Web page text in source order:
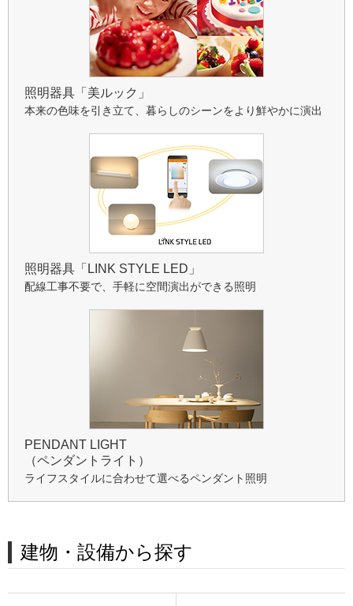
照明器具「美ルック」
本来の色味を引き立て、暮らしのシーンをより鮮やかに演出
照明器具「LINK STYLE LED」
配線工事不要で、手軽に空間演出ができる照明
PENDANT LIGHT
（ペンダントライト）
ライフスタイルに合わせて選べるペンダント照明
建物・設備から探す